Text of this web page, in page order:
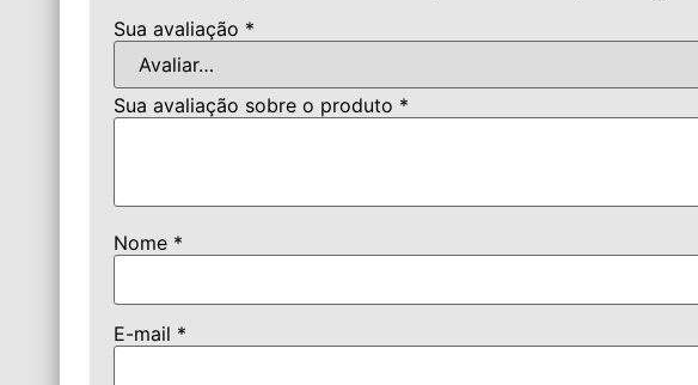
Sua avaliação *
Sua avaliação sobre o produto *
Nome *
E-mail *